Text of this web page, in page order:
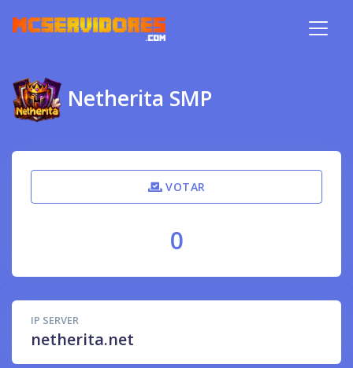
Netherita SMP
IP SERVER
netherita.net
VOTAR
0